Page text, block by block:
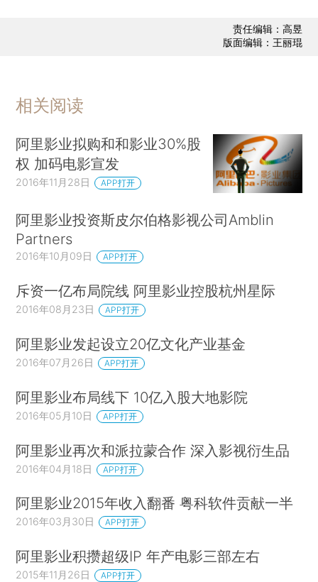
责任编辑：高昱
版面编辑：王丽琨
相关阅读
阿里影业拟购和和影业30%股
权 加码电影宣发
2016年11月28日 APP打开
阿里影业投资斯皮尔伯格影视公司Amblin
Partners
2016年10月09日 APP打开
斥资一亿布局院线 阿里影业控股杭州星际
2016年08月23日 APP打开
阿里影业发起设立20亿文化产业基金
2016年07月26日 APP打开
阿里影业布局线下 10亿入股大地影院
2016年05月10日 APP打开
阿里影业再次和派拉蒙合作 深入影视衍生品
2016年04月18日 APP打开
阿里影业2015年收入翻番 粤科软件贡献一半
2016年03月30日 APP打开
阿里影业积攒超级IP 年产电影三部左右
2015年11月26日 APP打开